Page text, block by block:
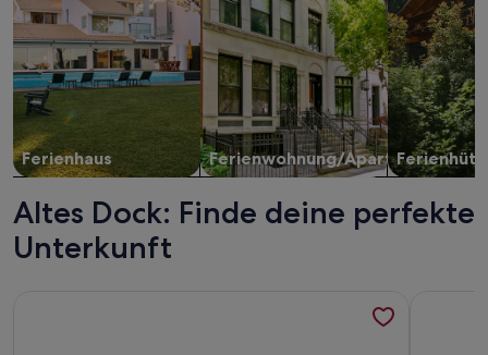
Ferienhaus Ferienwohnung/Apartment
Altes Dock: Finde deine perfekte
Unterkunft
Weitere Infos zu Bob W Copenhagen Østerbro